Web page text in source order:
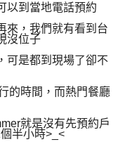
以到當地電話預約
來，我們就有看到台
沒位子
可是都到現場了卻不
的時間，而熱門餐廳
就是沒有先預約戶
半小時>_<